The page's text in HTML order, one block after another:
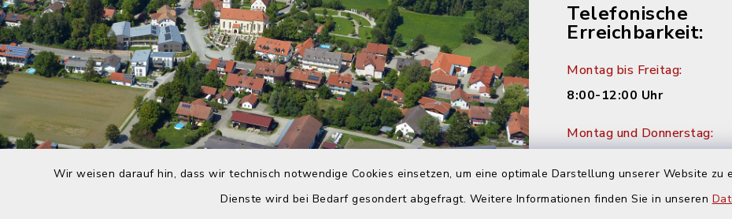
Wir weisen darauf hin, dass wir technisch notwendige Cookies einsetzen, um eine optimale Darstellung unserer Website
Dienste wird bei Bedarf gesondert abgefragt. Weitere Informationen finden Sie in unseren
Telefonische
Erreichbarkeit:
Montag bis Freitag:
8:00-12:00 Uhr
Montag und Donnerstag:
Dienstag: